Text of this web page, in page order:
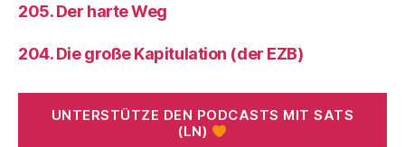
205. Der harte Weg
204. Die große Kapitulation (der EZB)
UNTERSTÜTZE DEN PODCASTS MIT SATS
(LN)